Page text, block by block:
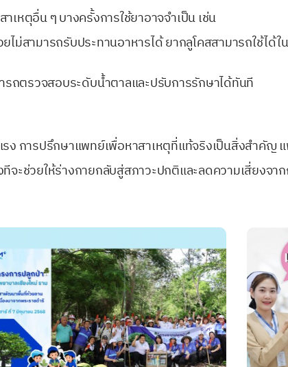
เหตุอื่น ๆ บางครั้งการใช้ยาอาจจำเป็น เช่น
ม่สามารถรับประทานอาหารได้ ยากลูโคสสามารถใช้ได้
รถตรวจสอบระดับน้ำตาลและปรับการรักษาได้ทันที
ง การปรึกษาแพทย์เพื่อหาสาเหตุที่แท้จริงเป็นสิ่งสำคัญ
ะช่วยให้ร่างกายกลับสู่สภาวะปกติและลดความเสี่ยงจา